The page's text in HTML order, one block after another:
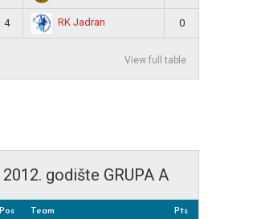
4 RK Jadran 0
View full table
2012. godište GRUPA A
Pos Team Pts